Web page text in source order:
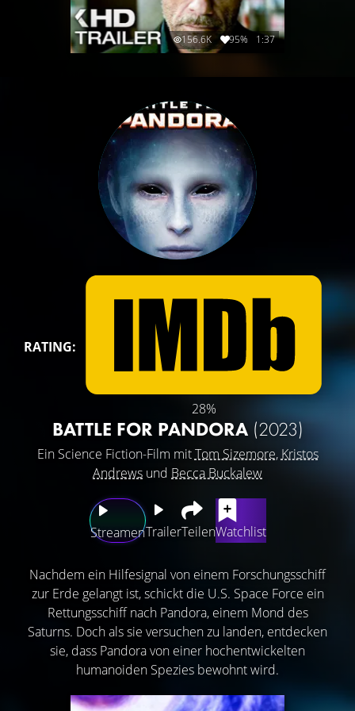
156.6K 95% 1:37
RATING:
28%
BATTLE FOR PANDORA (2023)
Ein Science Fiction-Film mitTom Sizemore, Kristos
Andrews und Becca Buckalew
StreamenTrailerTeilenWatchlist
Nachdem ein Hilfesignal von einem Forschungsschiff
zur Erde gelangt ist, schickt die U.S. Space Force ein
Rettungsschiff nach Pandora, einem Mond des
Saturns. Doch als sie versuchen zu landen, entdecken
sie, dass Pandora von einer hochentwickelten
humanoiden Spezies bewohnt wird.